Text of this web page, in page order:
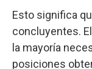
Esto significa
concluyentes.
la mayoría
posiciones